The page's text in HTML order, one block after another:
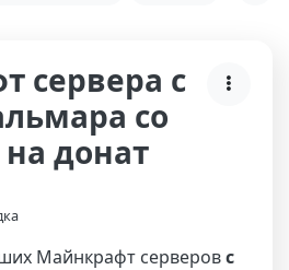
сервера с
со
донат
Майнкрафт серверовс